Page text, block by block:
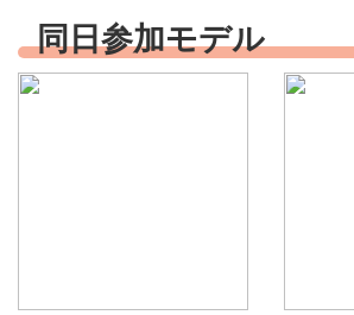
同日参加モデル